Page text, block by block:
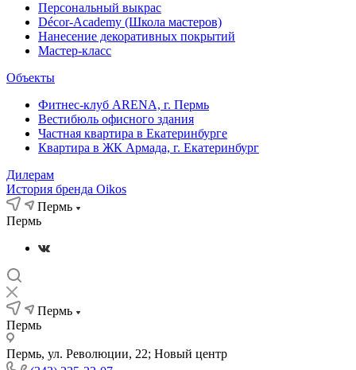
Персональный выкрас
Décor-Academy (Школа мастеров)
Нанесение декоративных покрытий
Мастер-класс
Объекты
Фитнес-клуб ARENA, г. Пермь
Вестибюль офисного здания
Частная квартира в Екатеринбурге
Квартира в ЖК Армада, г. Екатеринбург
Дилерам
История бренда Oikos
Пермь
Пермь
Пермь
Пермь
Пермь, ул. Революции, 22; Новый центр